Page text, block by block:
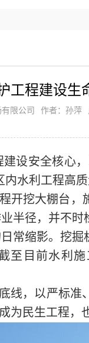
工程建设生
限公司 作者：孙萍
设安全核心
水利工程高质
开挖大棚台，
半径，并不
常缩影。挖掘
至目前水利
线，以严标准
为民生工程，